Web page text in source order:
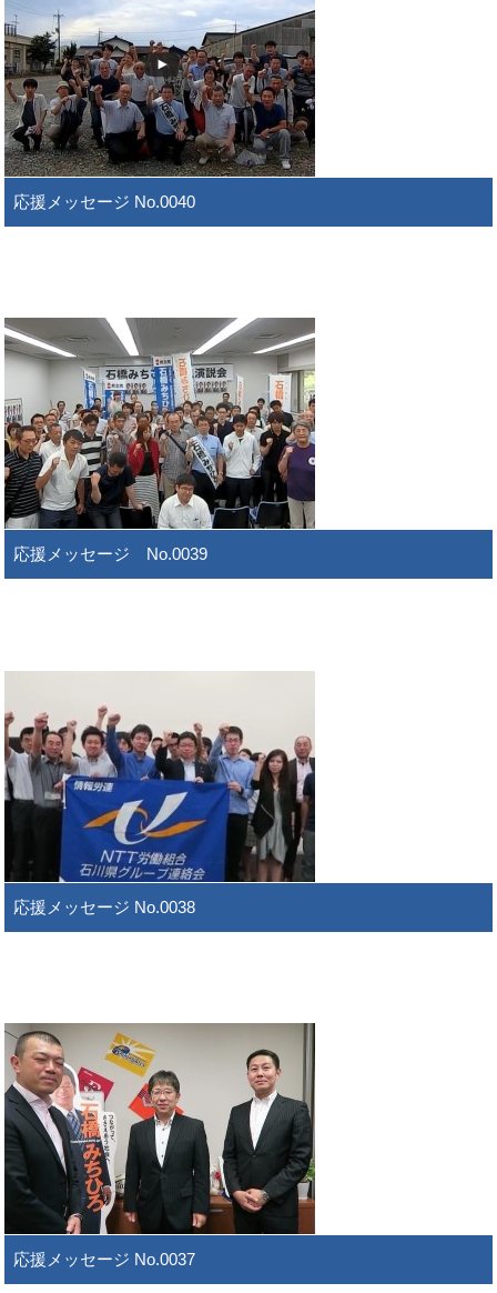
応援メッセージ No.0040
応援メッセージ No.0039
応援メッセージ No.0038
応援メッセージ No.0037